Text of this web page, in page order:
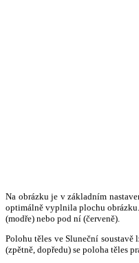
Na obrázku je v základním
optimálně vyplnila plochu
(modře) nebo pod ní (červeně).
Polohu těles ve Sluneční soustavě
(zpětně, dopředu) se poloha těles